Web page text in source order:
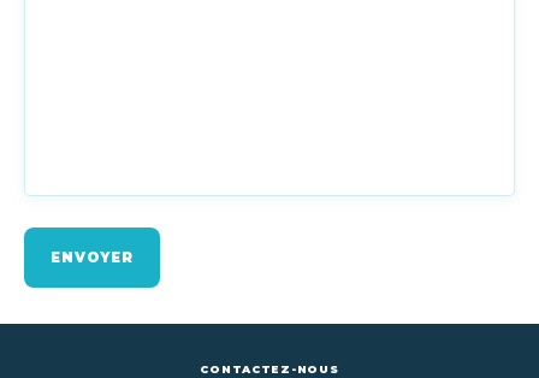
ENVOYER
CONTACTEZ-NOUS